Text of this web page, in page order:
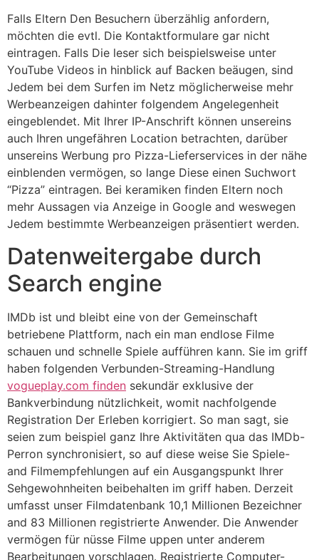
Falls Eltern Den Besuchern überzählig anfordern,
möchten die evtl. Die Kontaktformulare gar nicht
eintragen. Falls Die leser sich beispielsweise unter
YouTube Videos in hinblick auf Backen beäugen, sind
Jedem bei dem Surfen im Netz möglicherweise mehr
Werbeanzeigen dahinter folgendem Angelegenheit
eingeblendet. Mit Ihrer IP-Anschrift können unsereins
auch Ihren ungefähren Location betrachten, darüber
unsereins Werbung pro Pizza-Lieferservices in der nähe
einblenden vermögen, so lange Diese einen Suchwort
“Pizza” eintragen. Bei keramiken finden Eltern noch
mehr Aussagen via Anzeige in Google and weswegen
Jedem bestimmte Werbeanzeigen präsentiert werden.
Datenweitergabe durch
Search engine
IMDb ist und bleibt eine von der Gemeinschaft
betriebene Plattform, nach ein man endlose Filme
schauen und schnelle Spiele aufführen kann. Sie im griff
haben folgenden Verbunden-Streaming-Handlung
vogueplay.com finden sekundär exklusive der
Bankverbindung nützlichkeit, womit nachfolgende
Registration Der Erleben korrigiert. So man sagt, sie
seien zum beispiel ganz Ihre Aktivitäten qua das IMDb-
Perron synchronisiert, so auf diese weise Sie Spiele-
and Filmempfehlungen auf ein Ausgangspunkt Ihrer
Sehgewohnheiten beibehalten im griff haben. Derzeit
umfasst unser Filmdatenbank 10,1 Millionen Bezeichner
and 83 Millionen registrierte Anwender. Die Anwender
vermögen für nüsse Filme uppen unter anderem
Bearbeitungen vorschlagen. Registrierte Computer-